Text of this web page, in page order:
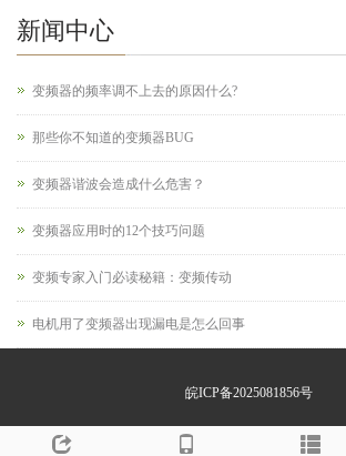
新闻中心
变频器的频率调不上去的原因什么?
那些你不知道的变频器BUG
变频器谐波会造成什么危害？
变频器应用时的12个技巧问题
变频专家入门必读秘籍：变频传动
电机用了变频器出现漏电是怎么回事
皖ICP备2025081856号